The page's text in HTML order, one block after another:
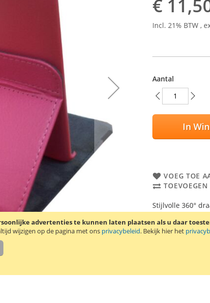
advertenties te kunnen laten plaatsen als u daar
wijzigen op de pagina met ons privacybeleid. Bekijk hier het
€
Incl. 21% BTW,
Aantal
In
VOEG TOE
Stijlvolle 360°
Samsung Galaxy